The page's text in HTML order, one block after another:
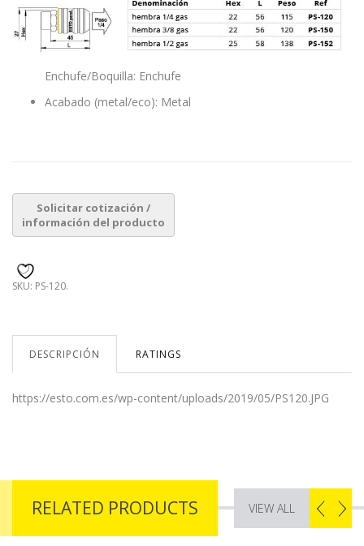
Enchufe/Boquilla: Enchufe
Acabado (metal/eco): Metal
SKU: PS-120.
DESCRIPCIÓN RATINGS
https://esto.com.es/wp-content/uploads/2019/05/PS120.JPG
RELATED PRODUCTS VIEW ALL